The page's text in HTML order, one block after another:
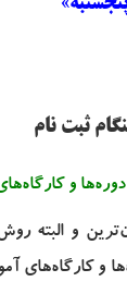
ثبت نام
و
و البته
و کارگاه‌های